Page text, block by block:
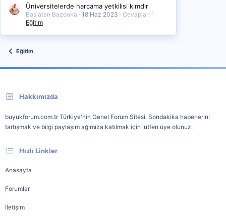
Üniversitelerde harcama yetkilisi kimdir
Başlatan Bazooka 18 Haz 2023
Cevaplar: 1
Eğitim
Eğitim
Hakkımızda
buyukforum.com.tr Türkiye'nin Genel Forum Sitesi. Sondakika haberlerini
tartışmak ve bilgi paylaşım ağımıza katılmak için lütfen üye olunuz.
Hızlı Linkler
Anasayfa
Forumlar
İletişim